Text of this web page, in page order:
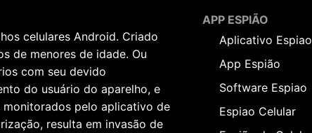
celulares Android. Criado
de menores de idade. Ou
com seu devido
do usuário do aparelho, e
pelo aplicativo de
resulta em invasão de
APP ESPIÃO
Aplicativo Espiao
App Espião
Software Espiao
Espiao Celular